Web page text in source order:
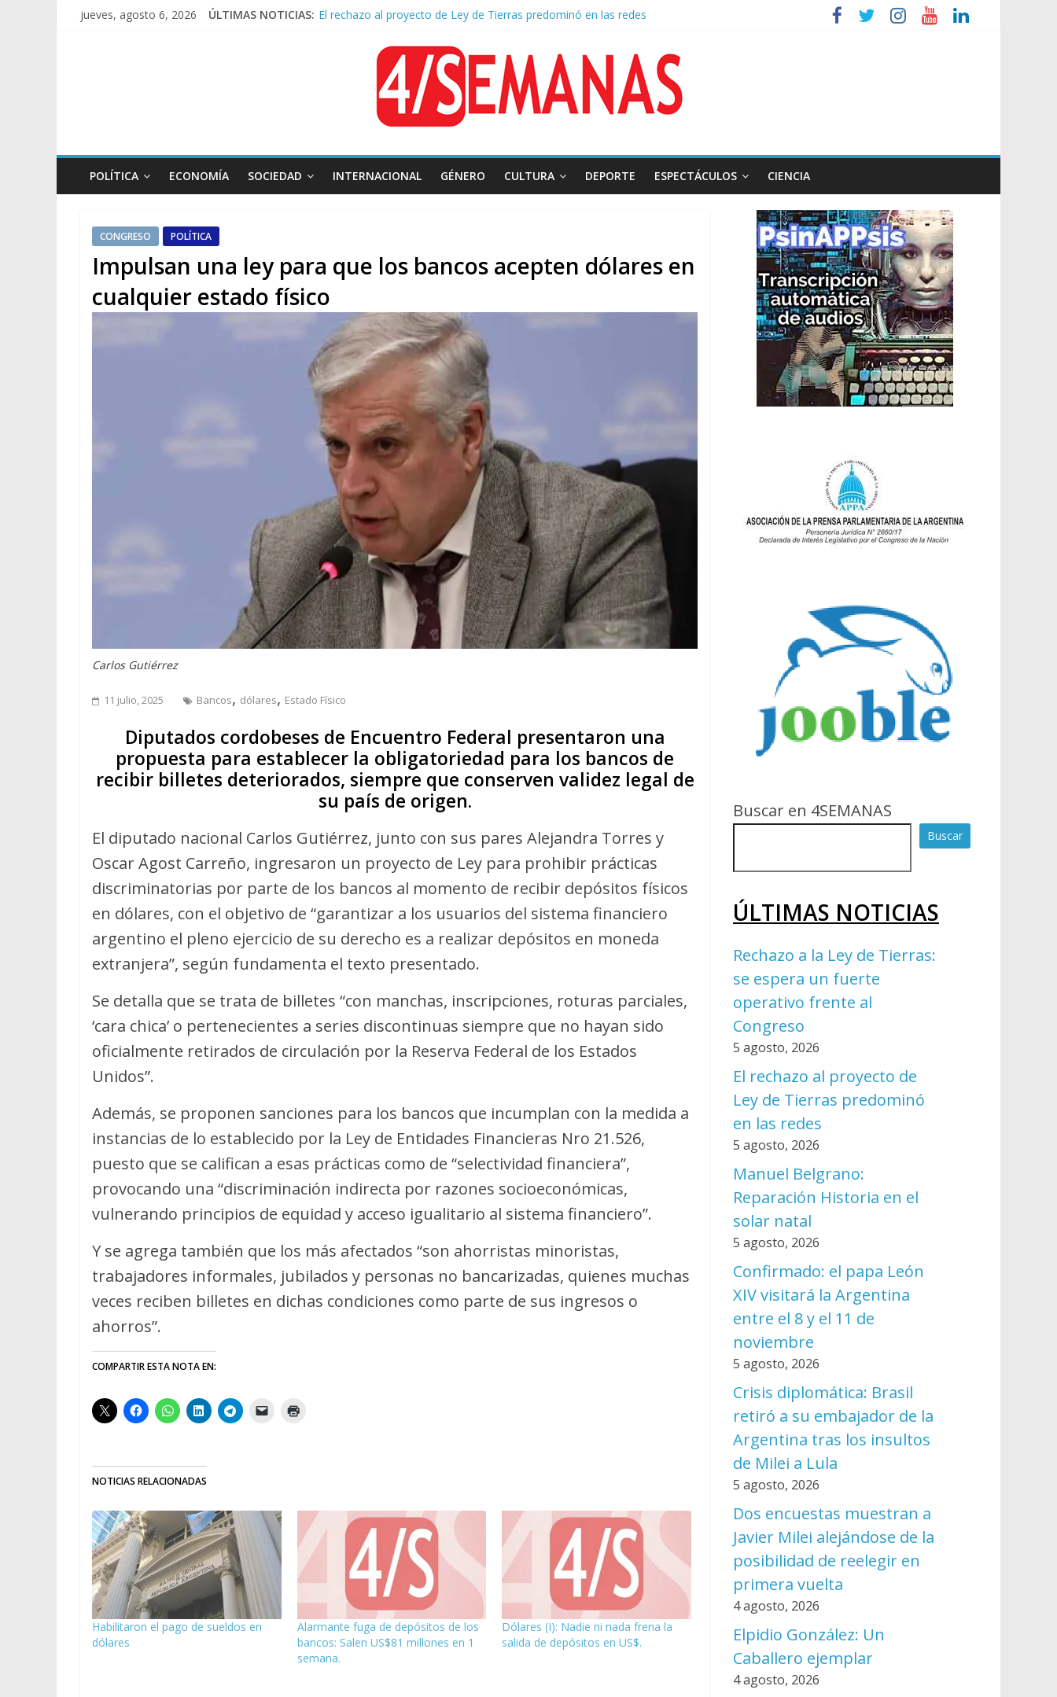
jueves, agosto 6, 2026 ÚLTIMAS NOTICIAS: El rechazo al proyecto de Ley de Tierras predominó en las redes
Confirmado: el papa León XIV visitará la Argentina entre el 8 y el 11 de noviembre
Crisis diplomática: Brasil retiró a su embajador de la Argentina tras los insultos de Milei a Lula
Rechazo a la Ley de Tierras: se espera un fuerte operativo frente al Congreso
POLÍTICA ECONOMÍA SOCIEDAD INTERNACIONAL GÉNERO CULTURA DEPORTE ESPECTÁCULOS CIENCIA
CONGRESO POLÍTICA
Impulsan una ley para que los bancos acepten dólares en
cualquier estado físico
Carlos Gutiérrez
11 julio, 2025 Bancos, dólares, Estado Físico
Diputados cordobeses de Encuentro Federal presentaron una
propuesta para establecer la obligatoriedad para los bancos de
recibir billetes deteriorados, siempre que conserven validez legal de
su país de origen.
El diputado nacional Carlos Gutiérrez, junto con sus pares Alejandra Torres y
Oscar Agost Carreño, ingresaron un proyecto de Ley para prohibir prácticas
discriminatorias por parte de los bancos al momento de recibir depósitos físicos
en dólares, con el objetivo de “garantizar a los usuarios del sistema financiero
argentino el pleno ejercicio de su derecho es a realizar depósitos en moneda
extranjera”, según fundamenta el texto presentado.
Se detalla que se trata de billetes “con manchas, inscripciones, roturas parciales,
‘cara chica’ o pertenecientes a series discontinuas siempre que no hayan sido
oficialmente retirados de circulación por la Reserva Federal de los Estados
Unidos”.
Además, se proponen sanciones para los bancos que incumplan con la medida a
instancias de lo establecido por la Ley de Entidades Financieras Nro 21.526,
puesto que se califican a esas prácticas como de “selectividad financiera”,
provocando una “discriminación indirecta por razones socioeconómicas,
vulnerando principios de equidad y acceso igualitario al sistema financiero”.
Y se agrega también que los más afectados “son ahorristas minoristas,
trabajadores informales, jubilados y personas no bancarizadas, quienes muchas
veces reciben billetes en dichas condiciones como parte de sus ingresos o
ahorros”.
COMPARTIR ESTA NOTA EN:
NOTICIAS RELACIONADAS
Habilitaron el pago de sueldos en
dólares
Alarmante fuga de depósitos de los
bancos: Salen US$81 millones en 1
semana.
Dólares (I): Nadie ni nada frena la
salida de depósitos en US$.
Buscar en 4SEMANAS
Buscar
ÚLTIMAS NOTICIAS
Rechazo a la Ley de Tierras:
se espera un fuerte
operativo frente al
Congreso
5 agosto, 2026
El rechazo al proyecto de
Ley de Tierras predominó
en las redes
5 agosto, 2026
Manuel Belgrano:
Reparación Historia en el
solar natal
5 agosto, 2026
Confirmado: el papa León
XIV visitará la Argentina
entre el 8 y el 11 de
noviembre
5 agosto, 2026
Crisis diplomática: Brasil
retiró a su embajador de la
Argentina tras los insultos
de Milei a Lula
5 agosto, 2026
Dos encuestas muestran a
Javier Milei alejándose de la
posibilidad de reelegir en
primera vuelta
4 agosto, 2026
Elpidio González: Un
Caballero ejemplar
4 agosto, 2026